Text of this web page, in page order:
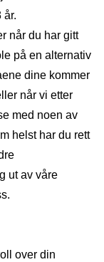
år.
når du har gitt
på en alternativ
dine kommer
når vi etter
med noen av
helst har du rett
ut av våre
over din